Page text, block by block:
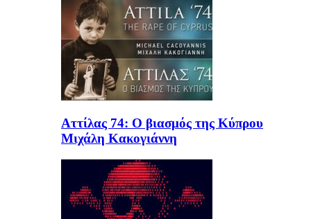
Αττίλας 74: Ο βιασμός της Κύπρου
Μιχάλη Κακογιάννη